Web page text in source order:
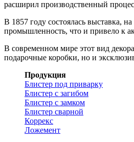
расширил производственный
В 1857 году состоялась выставка,
промышленность, что и привело к
В современном мире этот вид
подарочные коробки, но и
Продукция
Блистер под приварку
Блистер с загибом
Блистер с замком
Блистер сварной
Коррекс
Ложемент